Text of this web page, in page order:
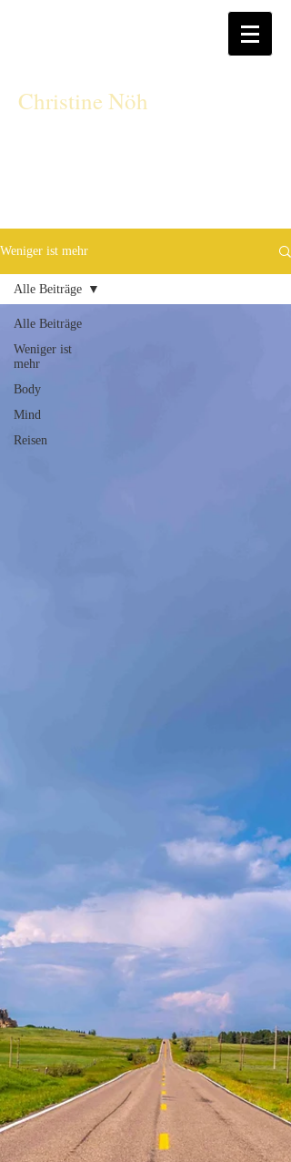
Christine Nöh
Weniger ist mehr
Alle Beiträge
Weniger ist
mehr
Body
Mind
Reisen
Alle Beiträge